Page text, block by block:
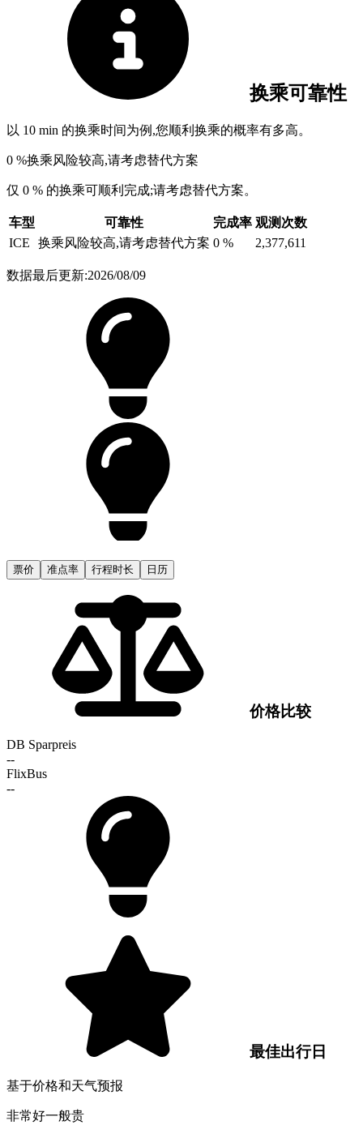
换乘可靠性
以 10 min 的换乘时间为例,您顺利换乘的概率有多高。
0 %换乘风险较高,请考虑替代方案
仅 0 % 的换乘可顺利完成;请考虑替代方案。
车型 可靠性 完成率 观测次数
ICE
换乘风险较高,请考虑替代方案 0 % 2,377,611
数据最后更新:2026/08/09
省钱提示：经 Bremen 购票，最多可节省 15%！
不要直接购买 Hamburg → Köln，而是分别购买
Bremen → Köln 。
了解更多
票价 准点率 行程时长 日历
价格比较
DB Sparpreis
--
FlixBus
--
最佳出行日
基于价格和天气预报
非常好一般贵